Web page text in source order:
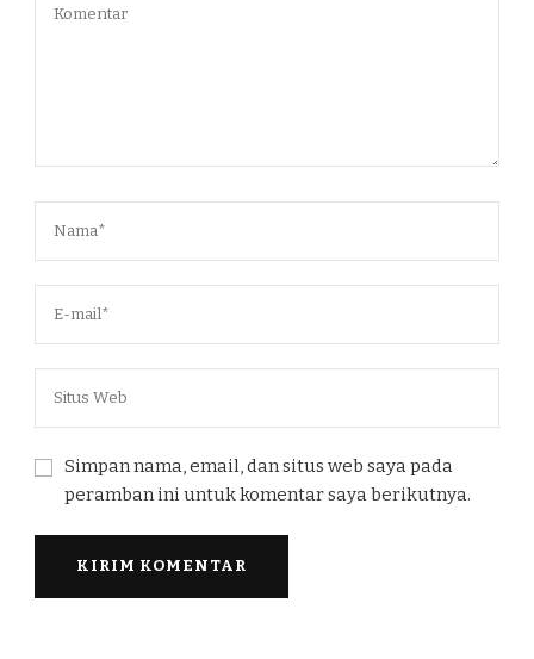
Simpan nama, email, dan situs web saya pada
peramban ini untuk komentar saya berikutnya.